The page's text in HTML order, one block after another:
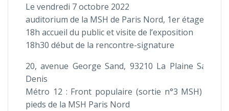
Le vendredi 7 octobre 2022
auditorium de la MSH de Paris Nord, 1er étage
18h accueil du public et visite de l’exposition
18h30 début de la rencontre-signature
20, avenue George Sand, 93210 La Plaine Saint-
Denis
Métro 12 : Front populaire (sortie n°3 MSH) aux
pieds de la MSH Paris Nord